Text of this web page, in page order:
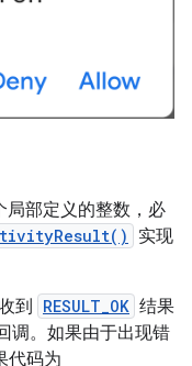
局部定义的整数，必
实现
到
RESULT_OK 结果
调。如果由于出现错
代码为